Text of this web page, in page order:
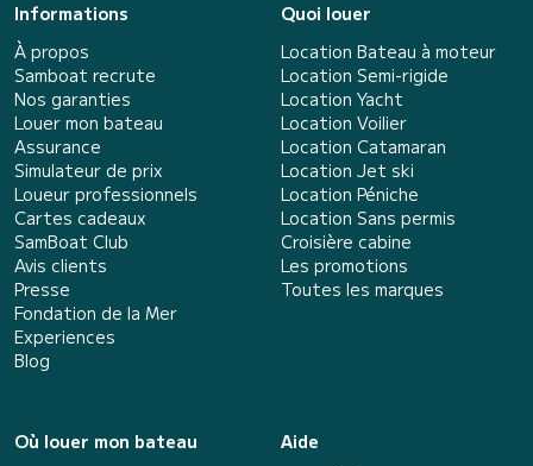
Informations
À propos
Samboat recrute
Nos garanties
Louer mon bateau
Assurance
Simulateur de prix
Loueur professionnels
Cartes cadeaux
SamBoat Club
Avis clients
Presse
Fondation de la Mer
Experiences
Blog
Quoi louer
Location Bateau à moteur
Location Semi-rigide
Location Yacht
Location Voilier
Location Catamaran
Location Jet ski
Location Péniche
Location Sans permis
Croisière cabine
Les promotions
Toutes les marques
Où louer mon bateau
Aide